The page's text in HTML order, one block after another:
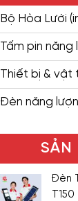
Bộ Hòa Lưới
Tấm pin
Thiết bị & vật
Đèn năng
SẢN
Đèn
T150